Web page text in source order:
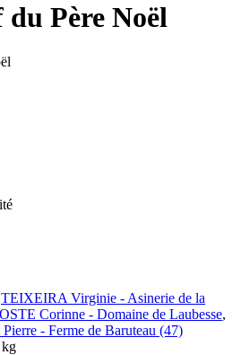
Père Noël
TEIXEIRA Virginie - Asinerie de la
Corinne - Domaine de Laubesse,
- Ferme de Baruteau (47)